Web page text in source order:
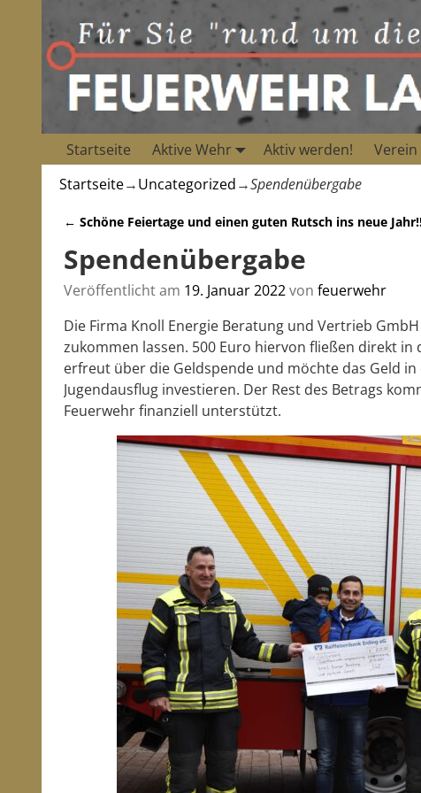
Startseite Aktive Wehr Aktiv werden! Verein
Startseite→Uncategorized→Spendenübergabe
← Schöne Feiertage und einen guten Rutsch ins neue
Spendenübergabe
Veröffentlicht am 19. Januar 2022von feuerwehr
Die Firma Knoll Energie Beratung und Vertrieb
zukommen lassen. 500 Euro hiervon fließen direkt
erfreut über die Geldspende und möchte das Geld
Jugendausflug investieren. Der Rest des Betrags
Feuerwehr finanziell unterstützt.